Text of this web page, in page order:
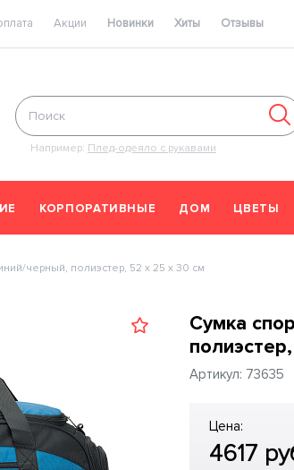
Акции Новинки Хиты Отзывы
Например: Плед-одеяло с рукавами
КОРПОРАТИВНЫЕ ДОМ ЦВЕТЫ
черный, полиэстер, 52 х 25 х 30 см
Сумка
Артикул: 73635
Цена:
4617